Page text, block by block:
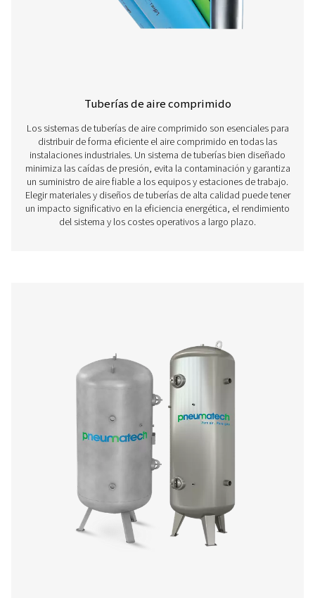
Tuberías de aire comprimido
Los sistemas de tuberías de aire comprimido son
distribuir de forma eficiente el aire comprimido en
instalaciones industriales. Un sistema de tuberías bien
minimiza las caídas de presión, evita la contaminación
un suministro de aire fiable a los equipos y estaciones
Elegir materiales y diseños de tuberías de alta calidad
un impacto significativo en la eficiencia energética, el
del sistema y los costes operativos a largo